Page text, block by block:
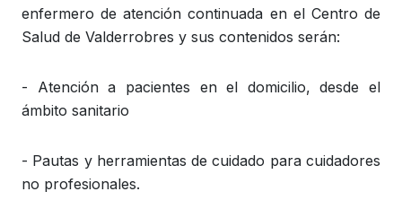
enfermero de atención continuada en el Centro de
Salud de Valderrobres y sus contenidos serán:
- Atención a pacientes en el domicilio, desde el
ámbito sanitario
- Pautas y herramientas de cuidado para cuidadores
no profesionales.